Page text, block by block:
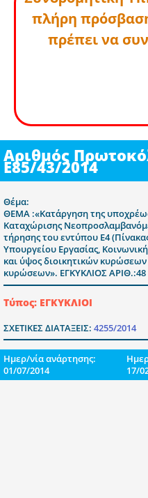
πλήρη
πρέπει να
Αριθμός
Ε85/43/2014
Θέμα:
ΘΕΜΑ :«Κατάργηση της
Καταχώρισης
τήρησης του εντύπου Ε4
Υπουργείου Εργασίας,
και ύψος διοικητικών
κυρώσεων». ΕΓΚΥΚΛΙΟΣ ΑΡΙΘ.:48
Τύπος: ΕΓΚΥΚΛΙΟΙ
ΣΧΕΤΙΚΕΣ ΔΙΑΤΑΞΕΙΣ: 4255/2014
Ημερ/νία ανάρτησης:
01/07/2014
17/